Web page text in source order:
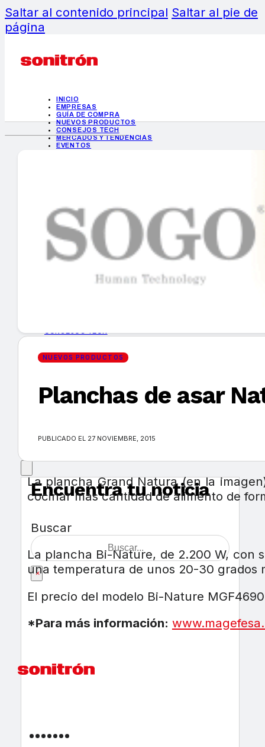
Saltar al contenido principal Saltar al pie de
página
INICIO
EMPRESAS
GUÍA DE COMPRA
NUEVOS PRODUCTOS
CONSEJOS TECH
MERCADOS Y TENDENCIAS
EVENTOS
INICIO
EMPRESAS
GUÍA DE COMPRA
MERCADOS Y TENDENCIAS
EVENTOS
Encuentra tu noticia
Buscar
×
NUEVOS PRODUCTOS
Planchas de asar
PUBLICADO EL 27 NOVIEMBRE, 2015
La plancha Grand Natura (en la
cocinar más cantidad de alimento de
La plancha Bi-Nature, de 2.200 W, con
una temperatura de unos 20-30 grados
El precio del modelo Bi-Nature
*Para más información: